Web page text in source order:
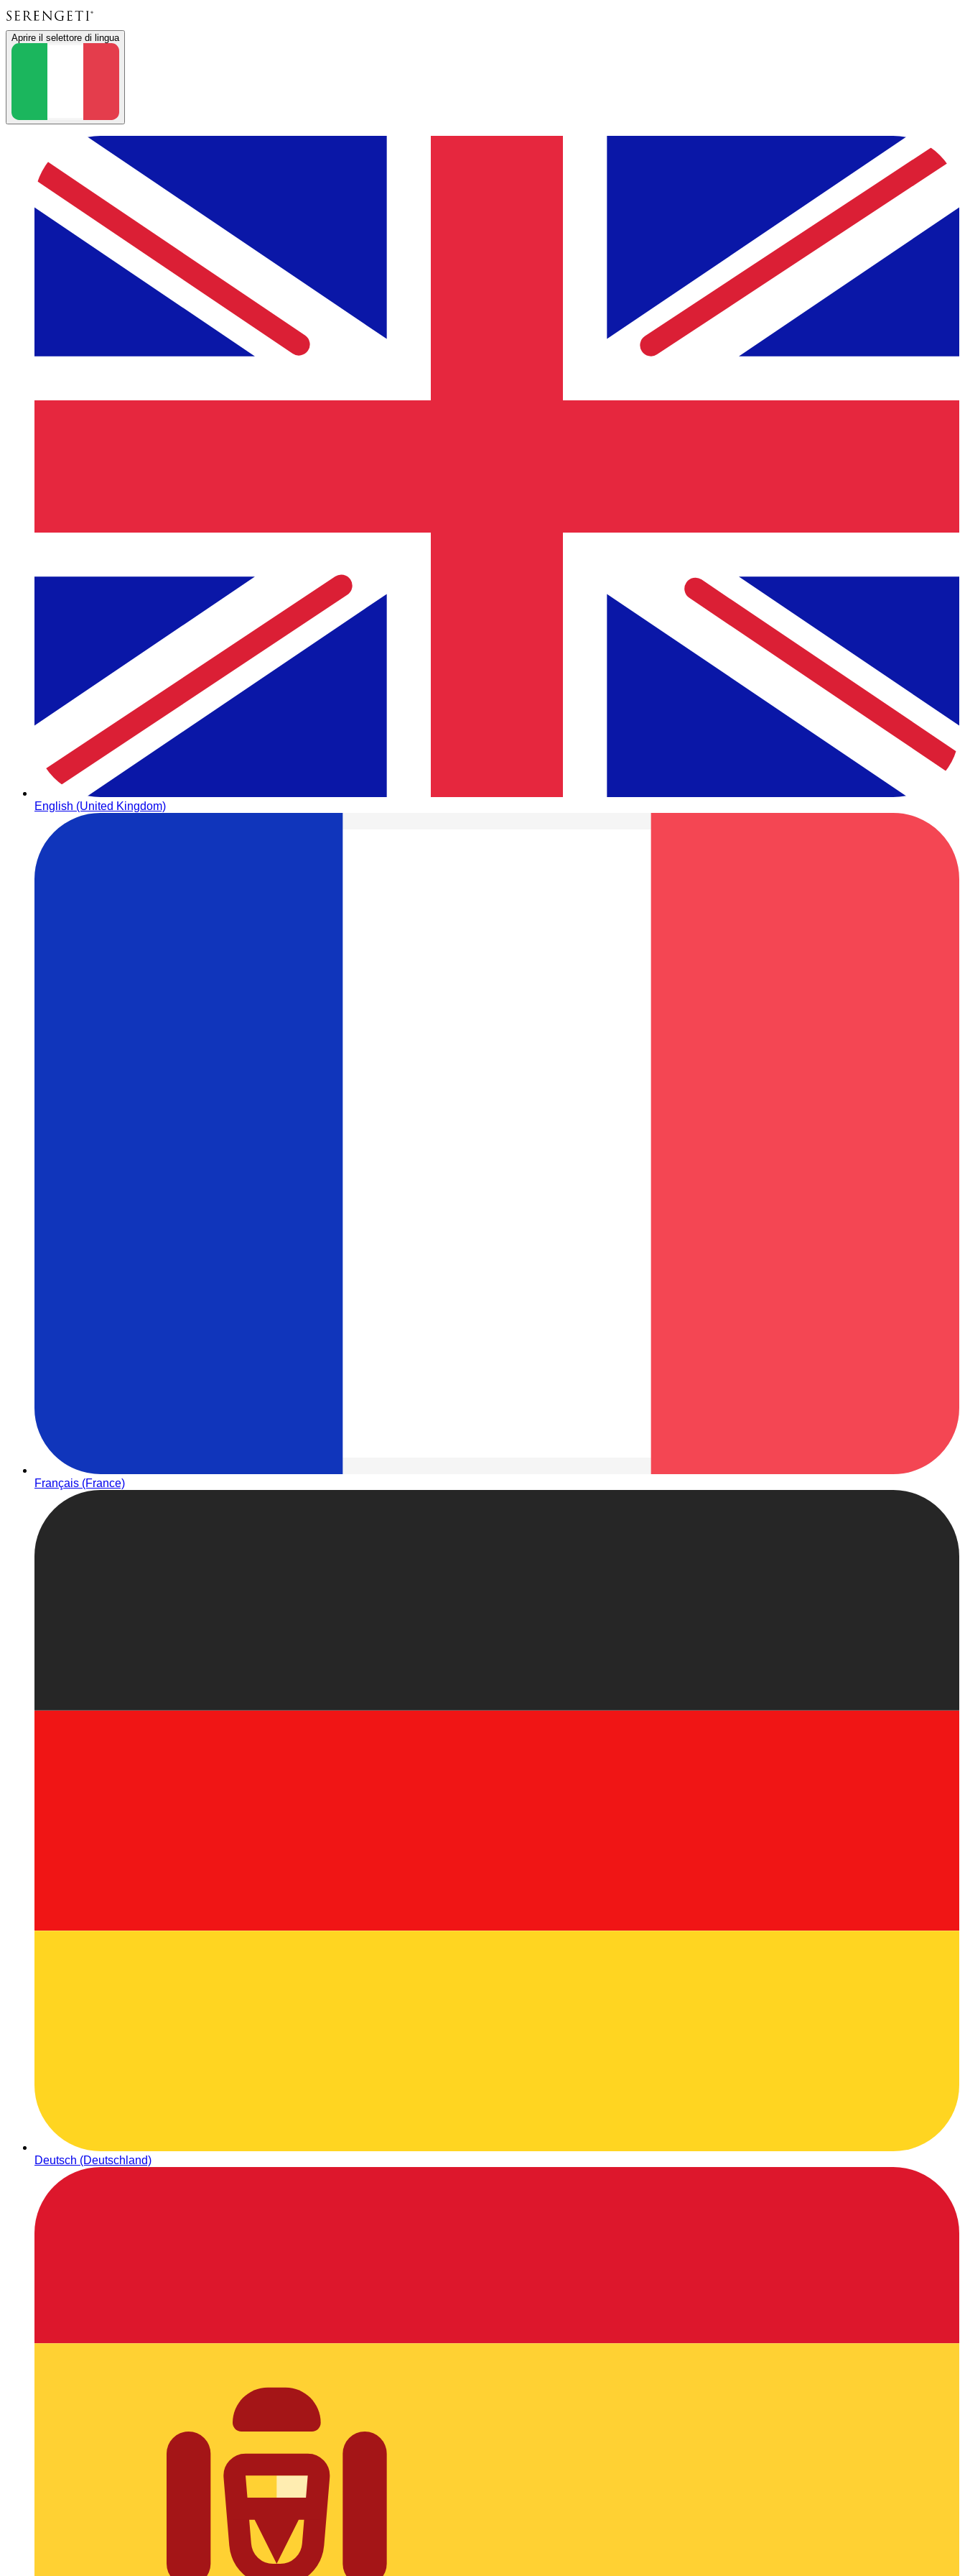
Aprire il selettore di lingua
English (United Kingdom)
Français (France)
Deutsch (Deutschland)